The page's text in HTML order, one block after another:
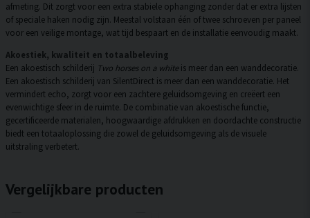
afmeting. Dit zorgt voor een extra stabiele ophanging zonder dat er extra lijsten
of speciale haken nodig zijn. Meestal volstaan één of twee schroeven per paneel
voor een veilige montage, wat tijd bespaart en de installatie eenvoudig maakt.
Akoestiek, kwaliteit en totaalbeleving
Een akoestisch schilderij Two horses on a whiteis meer dan een wanddecoratie.
Een akoestisch schilderij van SilentDirect is meer dan een wanddecoratie. Het
vermindert echo, zorgt voor een zachtere geluidsomgeving en creëert een
evenwichtige sfeer in de ruimte. De combinatie van akoestische functie,
gecertificeerde materialen, hoogwaardige afdrukken en doordachte constructie
biedt een totaaloplossing die zowel de geluidsomgeving als de visuele
uitstraling verbetert.
Vergelijkbare producten